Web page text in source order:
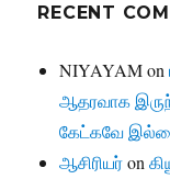
RECENT
NIYAYAMon
ஆதரவாக
கேட்கவே
ஆசிரியர்on